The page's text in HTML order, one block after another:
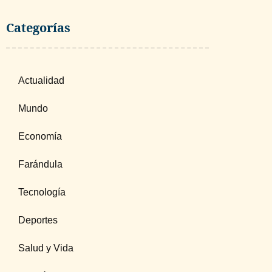
Categorías
Actualidad
Mundo
Economía
Farándula
Tecnología
Deportes
Salud y Vida